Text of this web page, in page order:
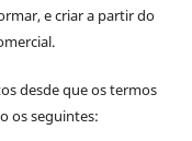
e criar a partir do
desde que os termos
os seguintes: